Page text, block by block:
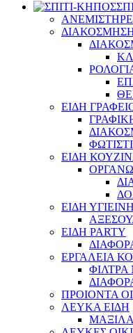
ΕΙΔΗ
ΕΙΔΗ
ΕΙΔΗ
ΕΙΔΗ PARTY
ΕΡΓΑΛΕΙΑ
ΦΙΛΤΡΑ
ΠΡΟΙΟΝΤΑ
ΛΕΥΚΑ ΕΙΔΗ